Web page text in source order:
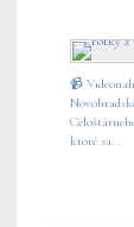
📹
ktoré sa...